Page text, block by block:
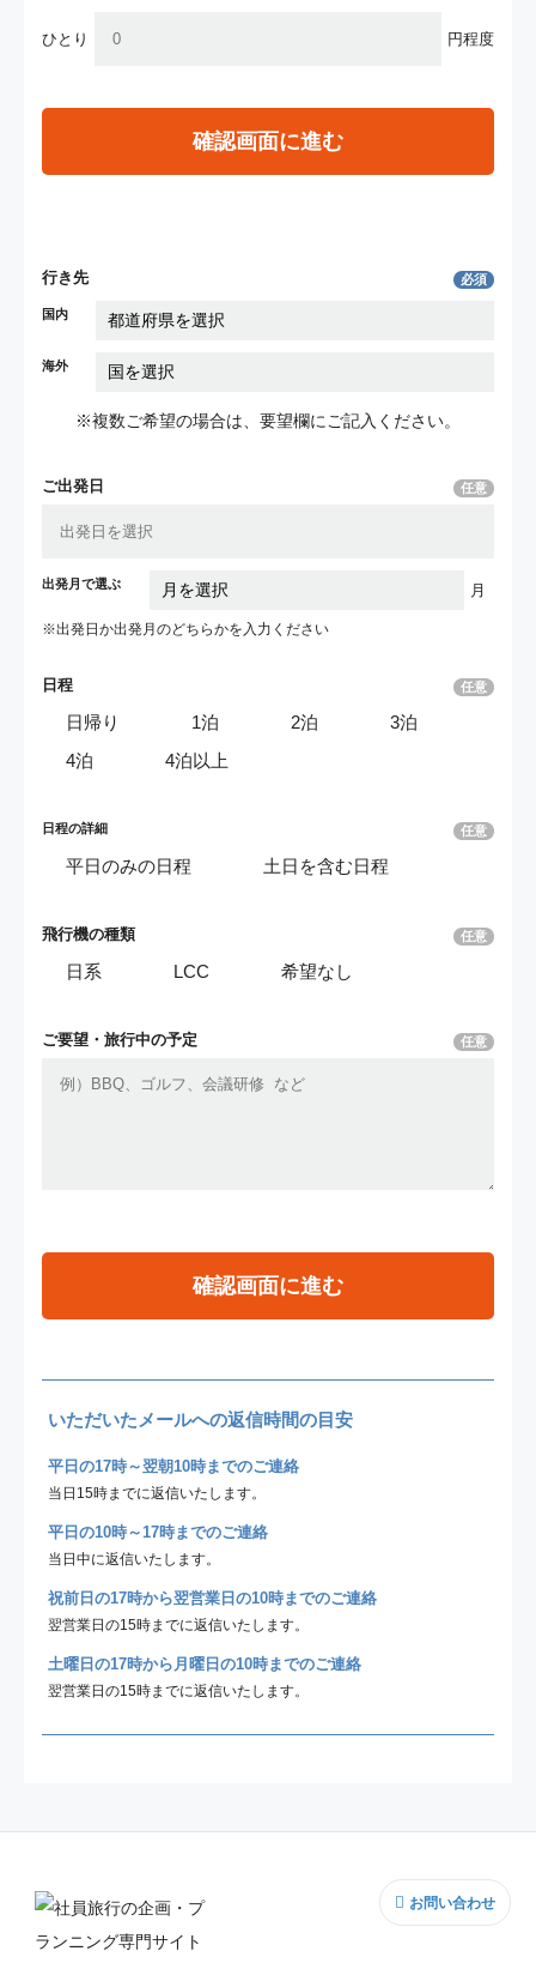
ひとり 円程度
確認画面に進む
行き先 必須
国内
海外
※複数ご希望の場合は、要望欄にご記入ください。
ご出発日 任意
出発月で選ぶ 月
※出発日か出発月のどちらかを入力ください
日程 任意
日帰り 1泊 2泊
3泊
4泊
4泊以上
日程の詳細 任意
平日のみの日程 土日を含む日程
飛行機の種類 任意
日系 LCC 希望なし
ご要望・ 旅行中の予定 任意
確認画面に進む
いただいたメールへの返信時間の目安
平日の17時～翌朝10時までのご連絡
当日15時までに返信いたします。
平日の10時～17時までのご連絡
当日中に返信いたします。
祝前日の17時から翌営業日の10時までのご連絡
翌営業日の15時までに返信いたします。
土曜日の17時から月曜日の10時までのご連絡
翌営業日の15時までに返信いたします。
お問い合わせ